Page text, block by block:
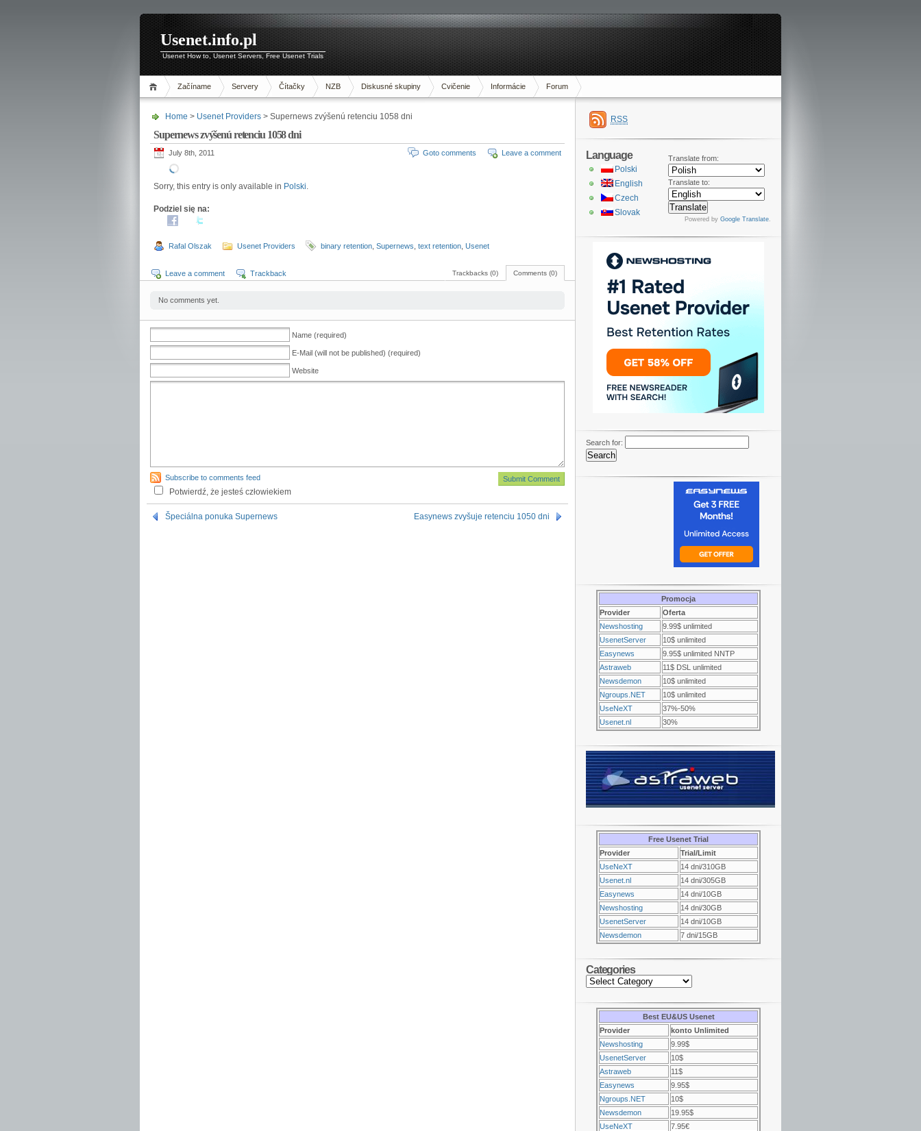
Usenet.info.pl
Usenet How to, Usenet Servers, Free Usenet Trials
Začíname Servery Čítačky NZB Diskusné skupiny Cvičenie Informácie Forum
Home > Usenet Providers > Supernews zvýšenú retenciu 1058 dni
Supernews zvýšenú retenciu 1058 dni
July 8th, 2011 Goto comments Leave a comment
Sorry, this entry is only available in Polski.
Podziel się na:
Rafal Olszak Usenet Providers binary retention Supernews text retention Usenet
Comments (0)
Trackbacks (0)
Leave a comment Trackback
No comments yet.
Name (required)
E-Mail (will not be published) (required)
Website
Subscribe to comments feed
Potwierdź, że jesteś człowiekiem
Špeciálna ponuka Supernews Easynews zvyšuje retenciu 1050 dni
RSS
Translate from:
Translate to:
Powered by Google Translate.
Language
Polski
English
Czech
Slovak
Search for:
Promocja
Provider
Oferta
Newshosting
9.99$ unlimited
UsenetServer
10$ unlimited
Easynews
9.95$ unlimited NNTP
Astraweb
11$ DSL unlimited
Newsdemon
10$ unlimited
Ngroups.NET
10$ unlimited
UseNeXT
37%-50%
Usenet.nl
30%
Free Usenet Trial
Provider
Trial/Limit
UseNeXT
14 dni/310GB
Usenet.nl
14 dni/305GB
Easynews
14 dni/10GB
Newshosting
14 dni/30GB
UsenetServer
14 dni/10GB
Newsdemon
7 dni/15GB
Categories
Best EU&US Usenet
Provider
konto Unlimited
Newshosting
9.99$
UsenetServer
10$
Astraweb
11$
Easynews
9.95$
Ngroups.NET
10$
Newsdemon
19.95$
UseNeXT
7.95€